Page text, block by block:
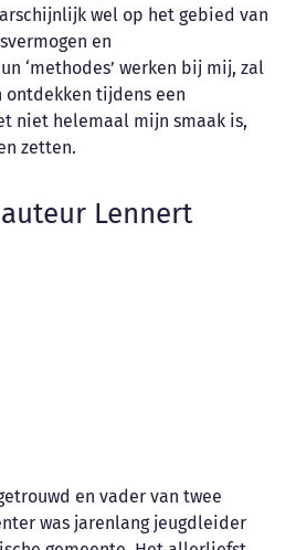
wel op het gebied van
en
‘methodes’ werken bij mij, zal
tijdens een
niet helemaal mijn smaak is,
zetten.
Lennert
en vader van twee
was jarenlang jeugdleider